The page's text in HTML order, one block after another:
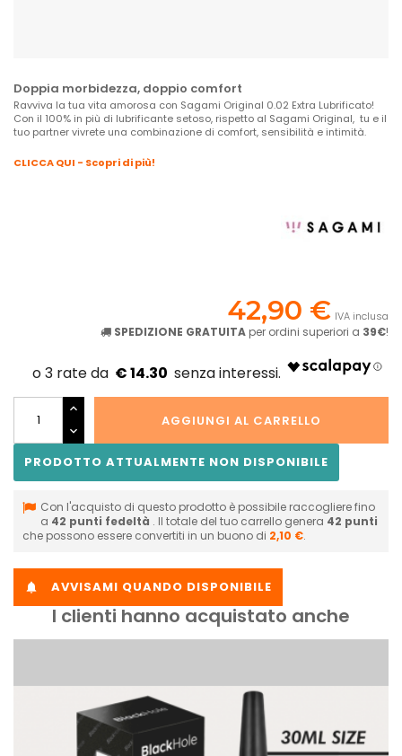
Doppia morbidezza, doppio comfort
Ravviva la tua vita amorosa con Sagami Original 0.02 Extra Lubrificato!
Con il 100% in più di lubrificante setoso, rispetto al Sagami Original, tu e il
tuo partner vivrete una combinazione di comfort, sensibilità e intimità.
CLICCA QUI - Scopri di più!
42,90 € IVA inclusa
SPEDIZIONE GRATUITA per ordini superiori a 39€!
€ 14.30
AGGIUNGI AL CARRELLO
PRODOTTO ATTUALMENTE NON DISPONIBILE
Con l'acquisto di questo prodotto è possibile raccogliere fino
a 42 punti fedeltà . Il totale del tuo carrello genera 42 punti
che possono essere convertiti in un buono di 2,10 €.
 AVVISAMI QUANDO DISPONIBILE
I clienti hanno acquistato anche